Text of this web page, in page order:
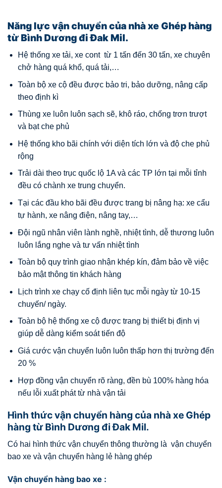
Năng lực vận chuyển của nhà xe Ghép hàng
từ Bình Dương đi Đak Mil.
Hệ thống xe tải, xe cont từ 1 tấn đến 30 tấn, xe chuyên
chở hàng quá khổ, quá tải,…
Toàn bộ xe cộ đều được bảo tri, bảo dưỡng, nâng cấp
theo định kì
Thùng xe luôn luôn sạch sẽ, khô ráo, chống trơn trượt
và bạt che phủ
Hệ thống kho bãi chính với diện tích lớn và độ che phủ
rộng
Trải dài theo trục quốc lộ 1A và các TP lớn tại mỗi tỉnh
đều có chành xe trung chuyển.
Tại các đầu kho bãi đều được trang bị nâng hạ: xe cẩu
tự hành, xe nâng điện, nâng tay,…
Đội ngũ nhân viên lành nghề, nhiệt tình, dễ thương luôn
luôn lắng nghe và tư vấn nhiệt tình
Toàn bộ quy trình giao nhận khép kín, đảm bảo về việc
bảo mật thông tin khách hàng
Lịch trình xe chạy cố định liên tục mỗi ngày từ 10-15
chuyến/ ngày.
Toàn bộ hệ thống xe cộ được trang bị thiết bị định vị
giúp dễ dàng kiểm soát tiến độ
Giá cước vận chuyển luôn luôn thấp hơn thị trường đến
20 %
Hợp đồng vận chuyển rõ ràng, đền bù 100% hàng hóa
nếu lỗi xuất phát từ nhà vận tải
Hình thức vận chuyển hàng của nhà xe Ghép
hàng từ Bình Dương đi Đak Mil.
Có hai hình thức vận chuyển thông thường là vận chuyển
bao xe và vận chuyển hàng lẻ hàng ghép
Vận chuyển hàng bao xe :